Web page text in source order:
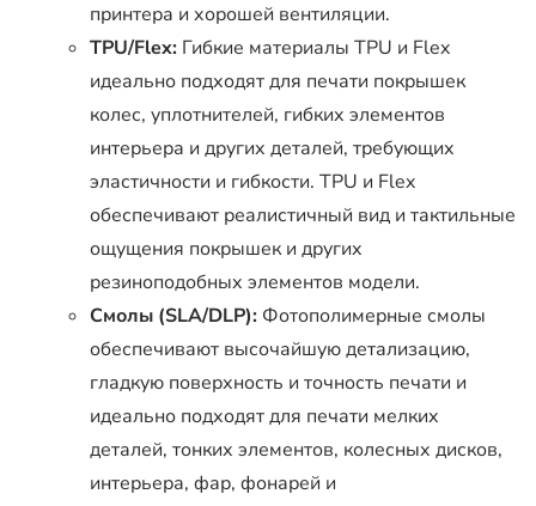
принтера и хорошей вентиляции.
TPU/Flex: Гибкие материалы TPU и Flex
идеально подходят для печати покрышек
колес, уплотнителей, гибких элементов
интерьера и других деталей, требующих
эластичности и гибкости. TPU и Flex
обеспечивают реалистичный вид и тактильные
ощущения покрышек и других
резиноподобных элементов модели.
Смолы (SLA/DLP): Фотополимерные смолы
обеспечивают высочайшую детализацию,
гладкую поверхность и точность печати и
идеально подходят для печати мелких
деталей, тонких элементов, колесных дисков,
интерьера, фар, фонарей и